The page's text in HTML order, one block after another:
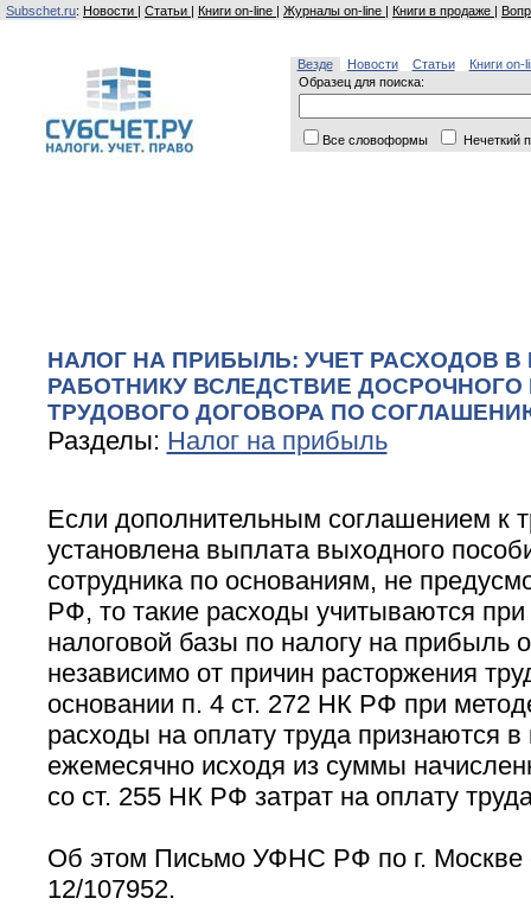
Subschet.ru: Новости | Статьи | Книги on-line | Журналы on-line | Книги в продаже |
Везде Новости Статьи
Книги on-
Образец для поиска:
Все словоформы Нечеткий
НАЛОГ НА ПРИБЫЛЬ: УЧЕТ РАСХОДОВ
РАБОТНИКУ ВСЛЕДСТВИЕ
ТРУДОВОГО ДОГОВОРА ПО
Разделы: Налог на прибыль
Если дополнительным соглашением к
установлена выплата выходного
сотрудника по основаниям, не
РФ, то такие расходы учитываются
налоговой базы по налогу на прибыль
независимо от причин расторжения
основании п. 4 ст. 272 НК РФ при
расходы на оплату труда признаются в
ежемесячно исходя из суммы
со ст. 255 НК РФ затрат на оплату
Об этом Письмо УФНС РФ по г. Москве
12/107952.